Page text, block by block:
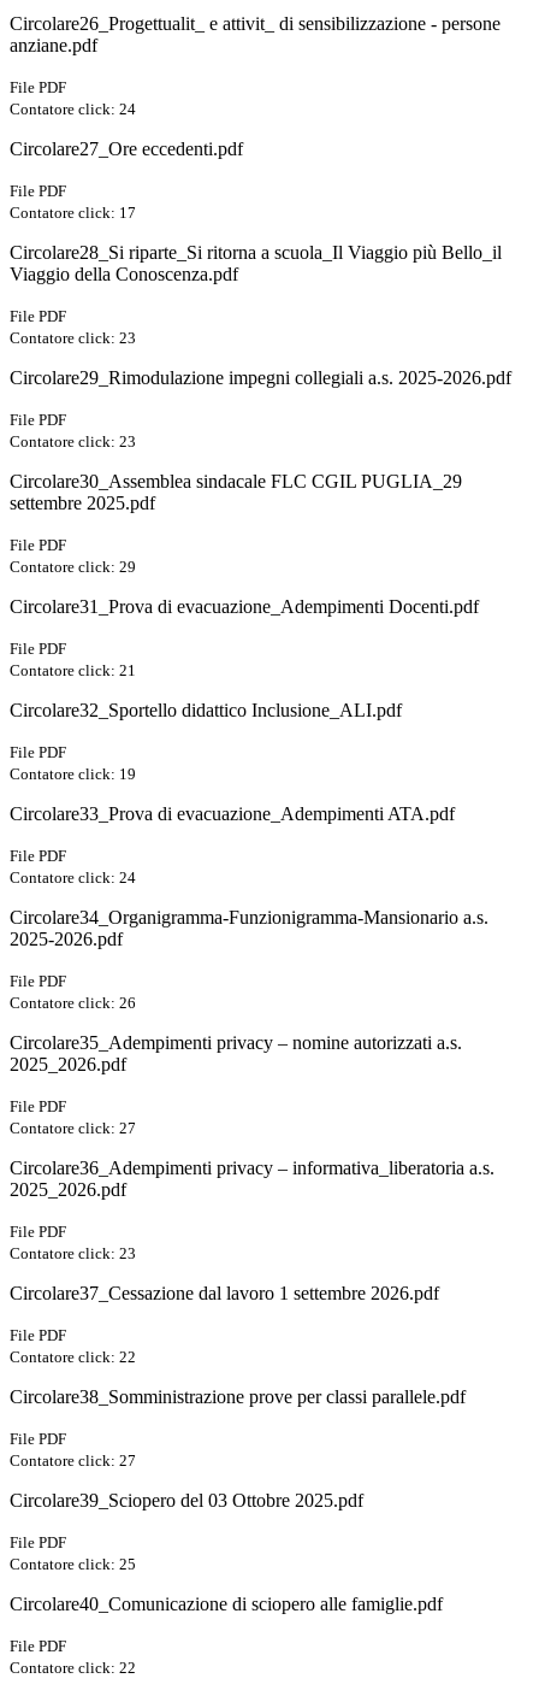
Circolare26_Progettualit_ e attivit_ di sensibilizzazione - persone
anziane.pdf
File PDF
Contatore click: 24
Circolare27_Ore eccedenti.pdf
File PDF
Contatore click: 17
Circolare28_Si riparte_Si ritorna a scuola_Il Viaggio più Bello_il
Viaggio della Conoscenza.pdf
File PDF
Contatore click: 23
Circolare29_Rimodulazione impegni collegiali a.s. 2025-2026.pdf
File PDF
Contatore click: 23
Circolare30_Assemblea sindacale FLC CGIL PUGLIA_29
settembre 2025.pdf
File PDF
Contatore click: 29
Circolare31_Prova di evacuazione_Adempimenti Docenti.pdf
File PDF
Contatore click: 21
Circolare32_Sportello didattico Inclusione_ALI.pdf
File PDF
Contatore click: 19
Circolare33_Prova di evacuazione_Adempimenti ATA.pdf
File PDF
Contatore click: 24
Circolare34_Organigramma-Funzionigramma-Mansionario a.s.
2025-2026.pdf
File PDF
Contatore click: 26
Circolare35_Adempimenti privacy – nomine autorizzati a.s.
2025_2026.pdf
File PDF
Contatore click: 27
Circolare36_Adempimenti privacy – informativa_liberatoria a.s.
2025_2026.pdf
File PDF
Contatore click: 23
Circolare37_Cessazione dal lavoro 1 settembre 2026.pdf
File PDF
Contatore click: 22
Circolare38_Somministrazione prove per classi parallele.pdf
File PDF
Contatore click: 27
Circolare39_Sciopero del 03 Ottobre 2025.pdf
File PDF
Contatore click: 25
Circolare40_Comunicazione di sciopero alle famiglie.pdf
File PDF
Contatore click: 22